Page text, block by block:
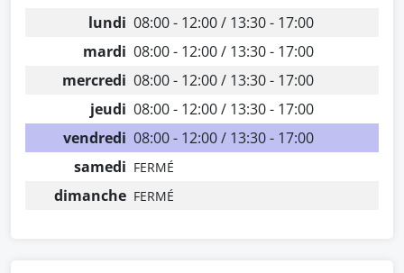
lundi 08:00 - 12:00 / 13:30 - 17:00
mardi 08:00 - 12:00 / 13:30 - 17:00
mercredi 08:00 - 12:00 / 13:30 - 17:00
jeudi 08:00 - 12:00 / 13:30 - 17:00
vendredi 08:00 - 12:00 / 13:30 - 17:00
samedi FERMÉ
dimanche FERMÉ